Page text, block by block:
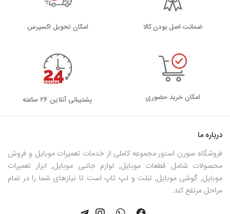
ضمانت اصل بودن کالا اﻣﮑﺎن ﺗﺤﻮﯾﻞ اﮐﺴﭙﺮس
امکان خرید حضوری پشتیبانی آنلاین ۲۴ ساعته
درباره ما
فروشگاه سورن استور مجموعه کاملی از خدمات تعمیرات موبایل و فروش
محصولات شامل قطعات موبایل, لوازم جانبی موبایل, ابزار تعمیرات
موبایل, گوشی موبایل, تبلت و لپ تاپ است تا نیازهای شما را در تمام
مراحل مرتفع کند.